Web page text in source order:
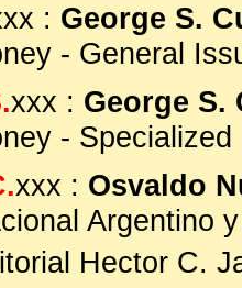
: George S.
- General
xxx : George S.
-
xxx : Osvaldo
Argentino
Hector C.